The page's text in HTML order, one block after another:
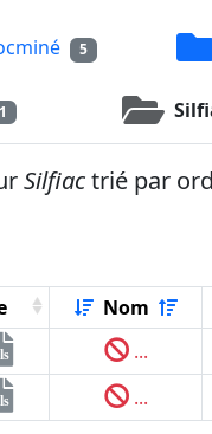
5
1
Silfiactrié par
Nom
...
...